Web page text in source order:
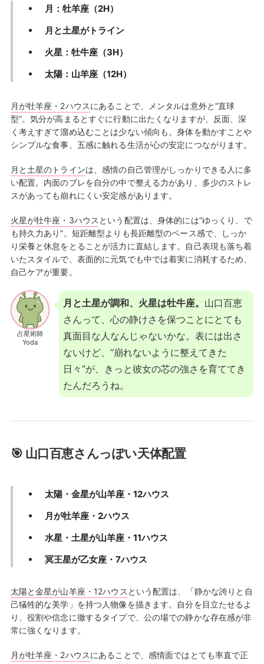
月：牡羊座（2H）
月と土星がトライン
火星：牡牛座（3H）
太陽：山羊座（12H）
月が牡羊座・2ハウスにあることで、メンタルは意外と“直球
型”。気分が高まるとすぐに行動に出たくなりますが、反面、深
く考えすぎて溜め込むことは少ない傾向も。身体を動かすことや
シンプルな食事、五感に触れる生活が心の安定につながります。
月と土星のトラインは、感情の自己管理がしっかりできる人に多
い配置。内面のブレを自分の中で整える力があり、多少のストレ
スがあっても崩れにくい安定感があります。
火星が牡牛座・3ハウス という配置は、身体的には“ゆっくり、で
も持久力あり”。短距離型よりも長距離型のペース感で、しっか
り栄養と休息をとることが活力に直結します。自己表現も落ち着
いたスタイルで、表面的に元気でも中では着実に消耗するため、
自己ケアが重要。
占星術師
Yoda
月と土星が調和、火星は牡牛座。 山口百恵
さんって、心の静けさを保つことにとても
真面目な人なんじゃないかな。表には出さ
ないけど、“崩れないように整えてきた
日々”が、きっと彼女の芯の強さを育ててき
たんだろうね。
🎯 山口百恵さんっぽい天体配置
太陽・金星が山羊座・12ハウス
月が牡羊座・2ハウス
水星・土星が山羊座・11ハウス
冥王星が乙女座・7ハウス
太陽と金星が山羊座・12ハウス という配置は、「静かな誇りと自
己犠牲的な美学」を持つ人物像を描きます。自分を目立たせるよ
り、役割や信念に徹するタイプで、公の場での静かな存在感が非
常に強くなります。
月が牡羊座・2ハウスにあることで、感情面ではとても率直で正